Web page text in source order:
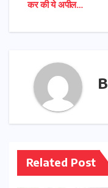
कर की ये अपील…
Related Post